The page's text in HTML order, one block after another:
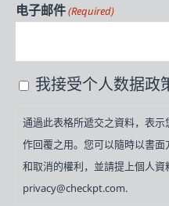
电子邮件(Required)
通
此
表
格
所
我接受个人数据政
通過此表格所遞交之資料，表
作回覆之用。您可以隨時以書
和取消的權利，並請提上個人資
privacy@checkpt.com.